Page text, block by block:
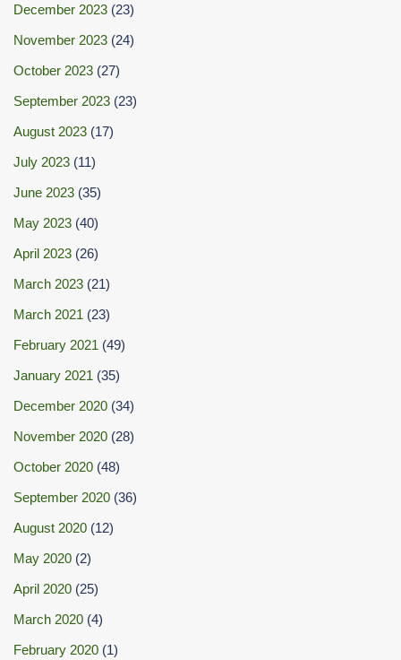
December 2023 (23)
November 2023 (24)
October 2023 (27)
September 2023 (23)
August 2023 (17)
July 2023 (11)
June 2023 (35)
May 2023 (40)
April 2023 (26)
March 2023 (21)
March 2021 (23)
February 2021 (49)
January 2021 (35)
December 2020 (34)
November 2020 (28)
October 2020 (48)
September 2020 (36)
August 2020 (12)
May 2020 (2)
April 2020 (25)
March 2020 (4)
February 2020 (1)